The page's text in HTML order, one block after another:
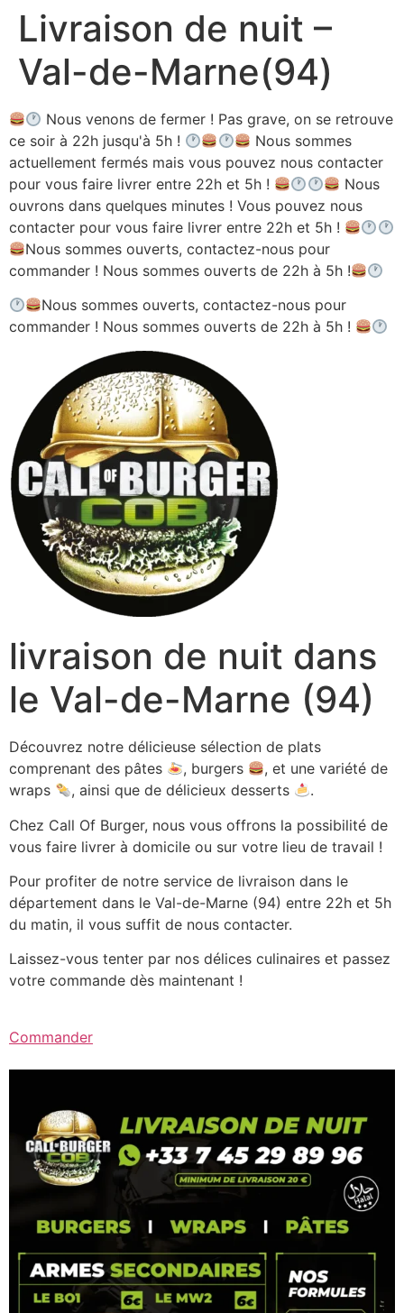
Aller
contenu
Livraison de nuit –
Val-de-Marne(94)
Nous venons de fermer ! Pas grave, on se retrouve
ce soir à 22h jusqu'à 5h !
Nous sommes
actuellement fermés mais vous pouvez nous contacter
pour vous faire livrer entre 22h et 5h !
Nous
ouvrons dans quelques minutes ! Vous pouvez nous
contacter pour vous faire livrer entre 22h et 5h !
Nous sommes ouverts, contactez-nous pour
commander ! Nous sommes ouverts de 22h à 5h !
Nous sommes ouverts, contactez-nous pour
commander ! Nous sommes ouverts de 22h à 5h !
livraison de nuit dans
le Val-de-Marne (94)
Découvrez notre délicieuse sélection de plats
comprenant des pâtes
, burgers
, et une variété de
wraps
, ainsi que de délicieux desserts
.
Chez Call Of Burger, nous vous offrons la possibilité de
vous faire livrer à domicile ou sur votre lieu de travail !
Pour profiter de notre service de livraison dans le
département dans le Val-de-Marne (94) entre 22h et 5h
du matin, il vous suffit de nous contacter.
Laissez-vous tenter par nos délices culinaires et passez
votre commande dès maintenant !
Commander